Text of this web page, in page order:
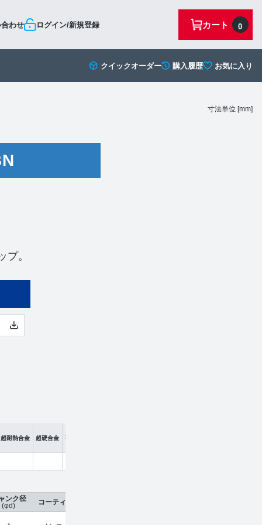
わせ ログイン/新規登録 0
カート
クイックオーダー 購入履歴 お気に入り
。
超耐熱合金 超硬合金
硬脆材
寸法単位 [mm]
ンク径
(φd)
コーティング